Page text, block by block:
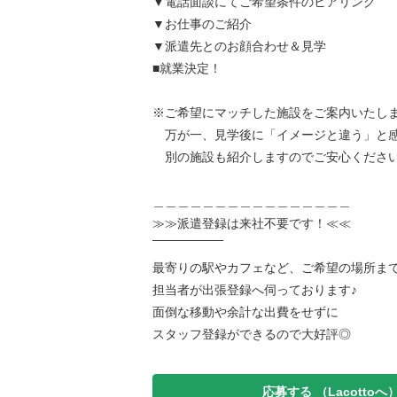
▼お仕事のご紹介
▼派遣先とのお顔合わせ＆見学
■就業決定！
※ご希望にマッチした施設をご案内いたし
万が一、見学後に「イメージと違う」と
別の施設も紹介しますのでご安心くださ
≫≫派遣登録は来社不要です！≪≪
‾‾‾‾‾‾‾‾‾‾‾‾‾‾‾‾
最寄りの駅やカフェなど、ご希望の場所ま
担当者が出張登録へ伺っております♪
面倒な移動や余計な出費をせずに
スタッフ登録ができるので大好評◎
応募する （Lacottoへ）